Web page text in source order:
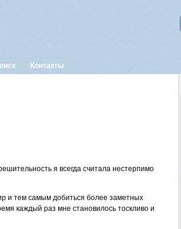
Контакты
я всегда считала нестерпимо
и тем самым добиться более заметных
каждый раз мне становилось тоскливо и